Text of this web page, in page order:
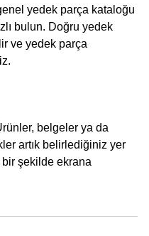
yedek parça kataloğu
bulun. Doğru yedek
ve yedek parça
belgeler ya da
artık belirlediğiniz yer
bir şekilde ekrana